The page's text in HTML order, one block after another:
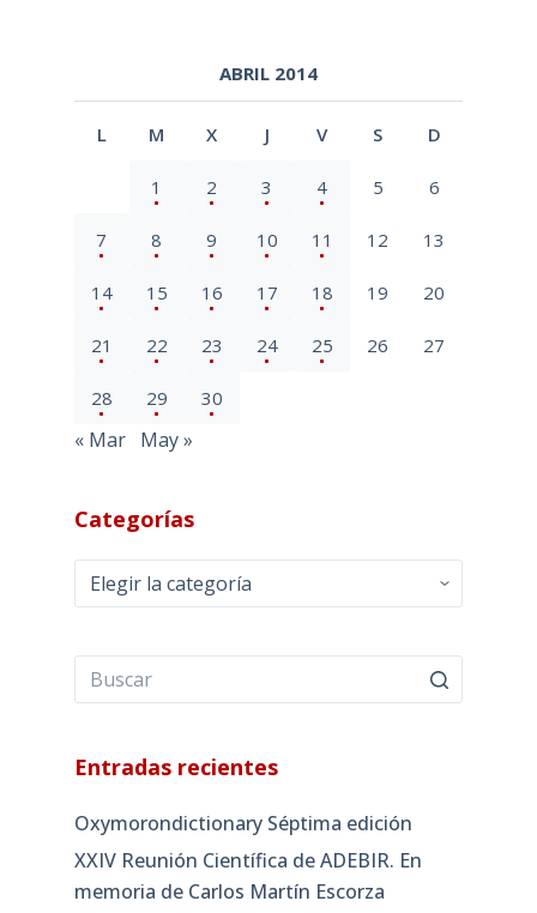
ABRIL 2014
L M X J V S D
1 2 3 4 5 6
7 8 9 10 11 12 13
14 15 16 17 18 19 20
21 22 23 24 25 26 27
28 29 30
« Mar May »
Categorías
Categorías
Entradas recientes
Oxymorondictionary Séptima edición
XXIV Reunión Científica de ADEBIR. En
memoria de Carlos Martín Escorza